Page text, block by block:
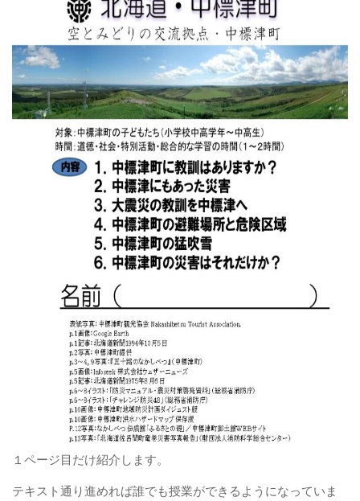
１ページ目だけ紹介します。
テキスト通り進めれば誰でも授業ができるようになっていま